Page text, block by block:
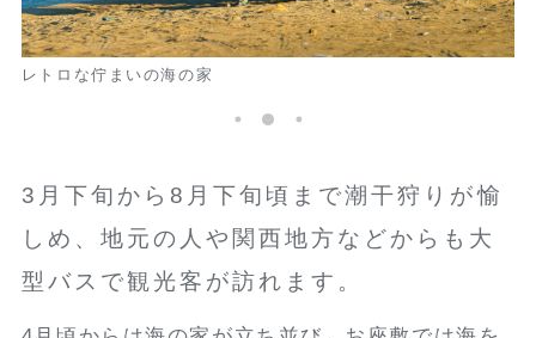
レトロな佇まいの海の家
3月下旬から8月下旬頃まで潮干狩りが愉
しめ、地元の人や関西地方などからも大
型バスで観光客が訪れます。